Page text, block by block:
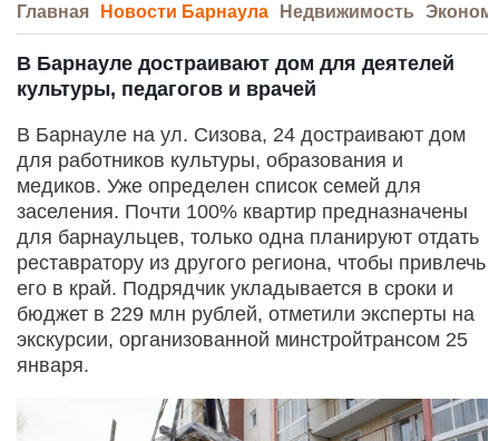
Главная Новости Барнаула Недвижимость
В Барнауле достраивают дом для деятелей
культуры, педагогов и врачей
В Барнауле на ул. Сизова, 24 достраивают дом
для работников культуры, образования и
медиков. Уже определен список семей для
заселения. Почти 100% квартир предназначены
для барнаульцев, только одна планируют отдать
реставратору из другого региона, чтобы привлечь
его в край. Подрядчик укладывается в сроки и
бюджет в 229 млн рублей, отметили эксперты на
экскурсии, организованной минстройтрансом 25
января.